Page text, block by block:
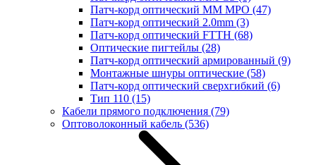
Патч-корд оптический MM MPO (47)
Патч-корд оптический 2.0mm (3)
Патч-корд оптический FTTH (68)
Оптические пигтейлы (28)
Патч-корд оптический армированный (9)
Монтажные шнуры оптические (58)
Патч-корд оптический сверхгибкий (6)
Тип 110 (15)
Кабели прямого подключения (79)
Оптоволоконный кабель (536)